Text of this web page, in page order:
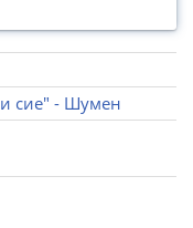
сие" - Шумен